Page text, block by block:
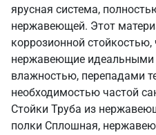
ярусная система,
нержавеющей. Этот
коррозионной стойкостью,
нержавеющие
влажностью, перепадами
необходимостью частой
Стойки Труба из
полки Сплошная,